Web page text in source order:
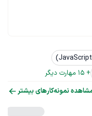
+
15 مهارت دیگر
نمونه‌کارهای بیشتر